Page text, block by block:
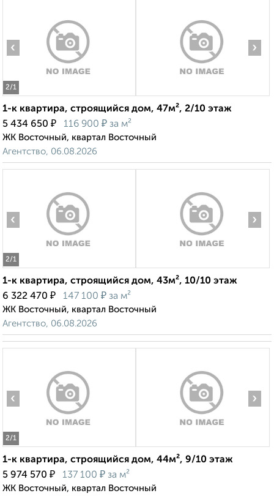
2/1
‹ ›
1-к квартира, строящийся дом, 47м², 2/10 этаж
5 434 650 ₽ 116 900 ₽ за м²
ЖК Восточный, квартал Восточный
Агентство, 06.08.2026
2/1
‹ ›
1-к квартира, строящийся дом, 43м², 10/10 этаж
6 322 470 ₽ 147 100 ₽ за м²
ЖК Восточный, квартал Восточный
Агентство, 06.08.2026
2/1
‹ ›
1-к квартира, строящийся дом, 44м², 9/10 этаж
5 974 570 ₽ 137 100 ₽ за м²
ЖК Восточный, квартал Восточный